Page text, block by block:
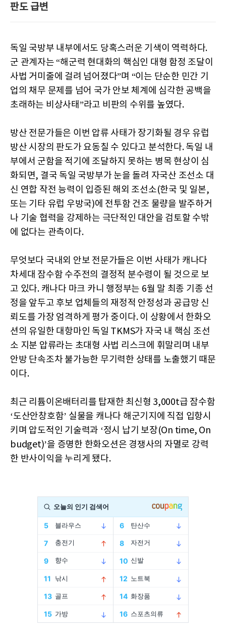
판도 급변
독일 국방부 내부에서도 당혹스러운 기색이 역력하다.
군 관계자는 “해군력 현대화의 핵심인 대형 함정 조달이
사법 거미줄에 걸려 넘어졌다”며 “이는 단순한 민간 기
업의 채무 문제를 넘어 국가 안보 체계에 심각한 공백을
초래하는 비상사태”라고 비판의 수위를 높였다.
방산 전문가들은 이번 압류 사태가 장기화될 경우 유럽
방산 시장의 판도가 요동칠 수 있다고 분석한다. 독일 내
부에서 군함을 적기에 조달하지 못하는 병목 현상이 심
화되면, 결국 독일 국방부가 눈을 돌려 자국산 조선소 대
신 연합 작전 능력이 입증된 해외 조선소(한국 및 일본,
또는 기타 유럽 우방국)에 전투함 건조 물량을 발주하거
나 기술 협력을 강제하는 극단적인 대안을 검토할 수밖
에 없다는 관측이다.
무엇보다 국내외 안보 전문가들은 이번 사태가 캐나다
차세대 잠수함 수주전의 결정적 분수령이 될 것으로 보
고 있다. 캐나다 마크 카니 행정부는 6월 말 최종 기종 선
정을 앞두고 후보 업체들의 재정적 안정성과 공급망 신
뢰도를 가장 엄격하게 평가 중이다. 이 상황에서 한화오
션의 유일한 대항마인 독일 TKMS가 자국 내 핵심 조선
소 지분 압류라는 초대형 사법 리스크에 휘말리며 내부
안방 단속조차 불가능한 무기력한 상태를 노출했기 때문
이다.
최근 리튬이온배터리를 탑재한 최신형 3,000t급 잠수함
‘도산안창호함’ 실물을 캐나다 해군기지에 직접 입항시
키며 압도적인 기술력과 ‘정시 납기 보장(On time, On
budget)’을 증명한 한화오션은 경쟁사의 자멸로 강력
한 반사이익을 누리게 됐다.